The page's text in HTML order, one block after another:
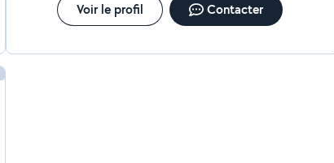
Voir le profil Contacter